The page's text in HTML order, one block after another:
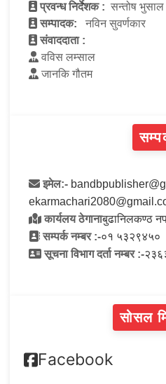
प्रवन्ध निर्देशक : सन्तोष भुसाल
सम्पादक:
नविन सुवर्णकार
संवाददाता :
वविस लम्साल
जानकि गौतम
इमेल:-
कार्यलय ठेगानाबुढानिलकण्ठ
सम्पर्क नम्बर :-०१ ५३२९४५०
सूचना विभाग दर्ता नम्बर :-
सोसल
Facebook